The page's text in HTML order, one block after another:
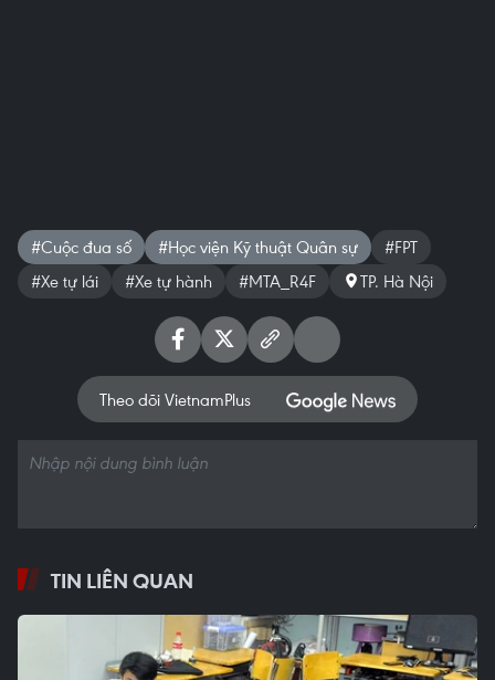
#Cuộc đua số #Học viện Kỹ thuật Quân sự
#FPT
#Xe tự lái
#Xe tự hành #MTA_R4F TP. Hà Nội
Theo dõi VietnamPlus
TIN LIÊN QUAN